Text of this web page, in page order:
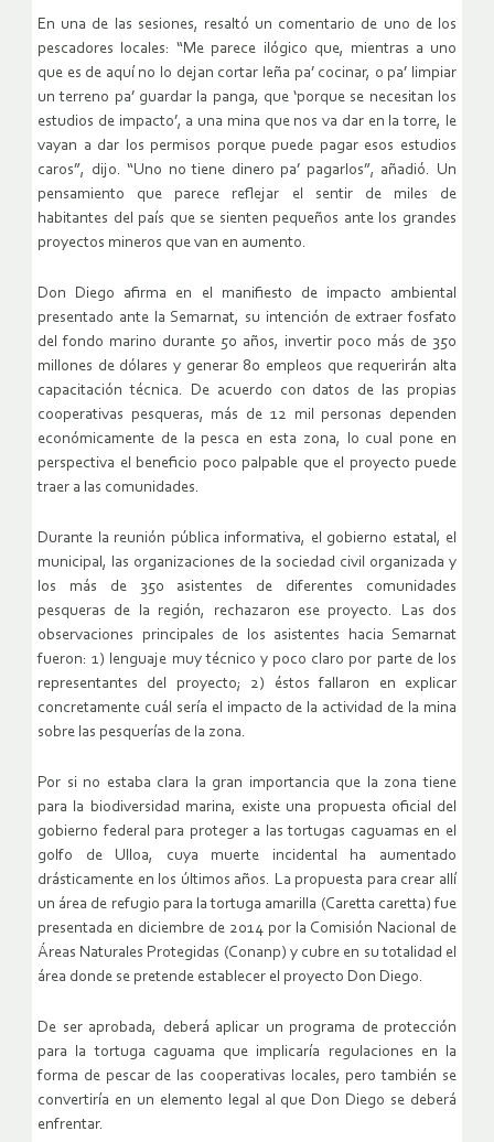
En una de las sesiones, resaltó un comentario de uno de los
pescadores locales: “Me parece ilógico que, mientras a uno
que es de aquí no lo dejan cortar leña pa’ cocinar, o pa’ limpiar
un terreno pa’ guardar la panga, que ‘porque se necesitan los
estudios de impacto’, a una mina que nos va dar en la torre, le
vayan a dar los permisos porque puede pagar esos estudios
caros”, dijo. “Uno no tiene dinero pa’ pagarlos”, añadió. Un
pensamiento que parece reflejar el sentir de miles de
habitantes del país que se sienten pequeños ante los grandes
proyectos mineros que van en aumento.
Don Diego afirma en el manifiesto de impacto ambiental
presentado ante la Semarnat, su intención de extraer fosfato
del fondo marino durante 50 años, invertir poco más de 350
millones de dólares y generar 80 empleos que requerirán alta
capacitación técnica. De acuerdo con datos de las propias
cooperativas pesqueras, más de 12 mil personas dependen
económicamente de la pesca en esta zona, lo cual pone en
perspectiva el beneficio poco palpable que el proyecto puede
traer a las comunidades.
Durante la reunión pública informativa, el gobierno estatal, el
municipal, las organizaciones de la sociedad civil organizada y
los más de 350 asistentes de diferentes comunidades
pesqueras de la región, rechazaron ese proyecto. Las dos
observaciones principales de los asistentes hacia Semarnat
fueron: 1) lenguaje muy técnico y poco claro por parte de los
representantes del proyecto; 2) éstos fallaron en explicar
concretamente cuál sería el impacto de la actividad de la mina
sobre las pesquerías de la zona.
Por si no estaba clara la gran importancia que la zona tiene
para la biodiversidad marina, existe una propuesta oficial del
gobierno federal para proteger a las tortugas caguamas en el
golfo de Ulloa, cuya muerte incidental ha aumentado
drásticamente en los últimos años. La propuesta para crear allí
un área de refugio para la tortuga amarilla (Caretta caretta) fue
presentada en diciembre de 2014 por la Comisión Nacional de
Áreas Naturales Protegidas (Conanp) y cubre en su totalidad el
área donde se pretende establecer el proyecto Don Diego.
De ser aprobada, deberá aplicar un programa de protección
para la tortuga caguama que implicaría regulaciones en la
forma de pescar de las cooperativas locales, pero también se
convertiría en un elemento legal al que Don Diego se deberá
enfrentar.